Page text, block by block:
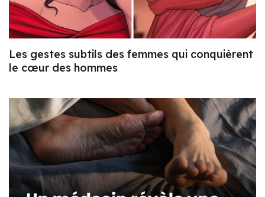
Les gestes subtils des femmes qui conquièrent
le cœur des hommes